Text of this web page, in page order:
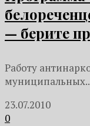
— берите
Работу
23.07.2010
0